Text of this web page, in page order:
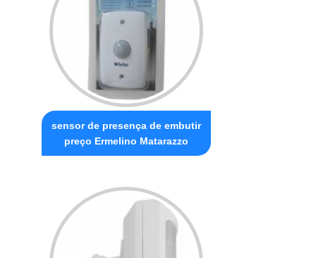
sensor de presença de embutir
preço Ermelino Matarazzo